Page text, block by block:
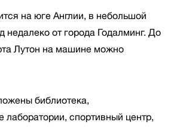
на юге Англии, в небольшой
от города Годалминг. До
Лутон на машине можно
библиотека,
лаборатории, спортивный центр,